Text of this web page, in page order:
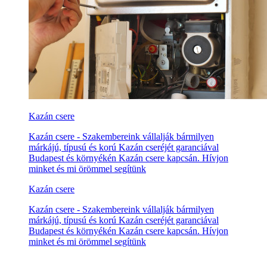
Kazán csere
Kazán csere - Szakembereink vállalják bármilyen
márkájú, típusú és korú Kazán cseréjét garanciával
Budapest és környékén Kazán csere kapcsán. Hívjon
minket és mi örömmel segítünk
Kazán csere
Kazán csere - Szakembereink vállalják bármilyen
márkájú, típusú és korú Kazán cseréjét garanciával
Budapest és környékén Kazán csere kapcsán. Hívjon
minket és mi örömmel segítünk